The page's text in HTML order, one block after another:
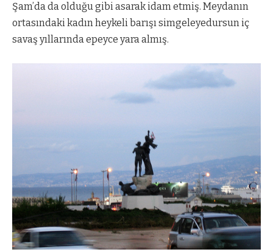
Şam’da da olduğu gibi asarak idam etmiş. Meydanın
ortasındaki kadın heykeli barışı simgeleyedursun iç
savaş yıllarında epeyce yara almış.